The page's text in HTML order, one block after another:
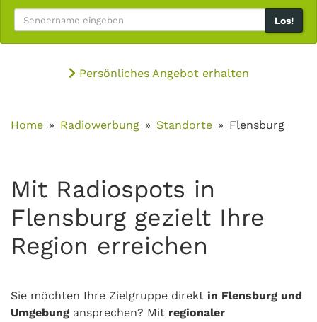
Los!
Persönliches Angebot erhalten
Home Radiowerbung Standorte Flensburg
Mit Radiospots in
Flensburg gezielt Ihre
Region erreichen
Sie möchten Ihre Zielgruppe direkt in Flensburg und
Umgebung ansprechen? Mit regionaler